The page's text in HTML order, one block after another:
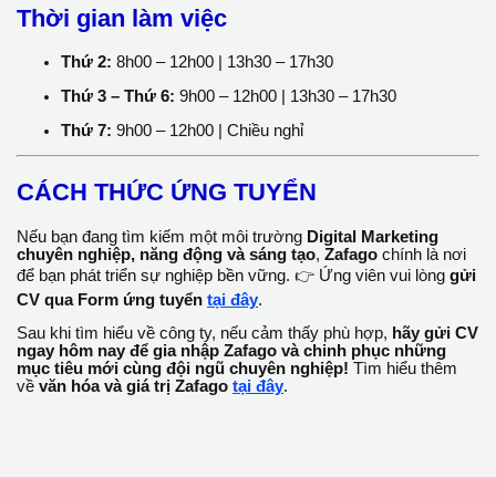
Có mạng lưới quan hệ rộng với các Platform, Publisher,
đối tác truyền thông là lợi thế lớn.
Quyền lợi
đầu trong ngành.
mạnh mẽ.
Tham gia đầy đủ BHXH, BHYT, BHTN theo quy định
của pháp luật.
WFH 4 ngày/tháng.
Thời gian làm việc
Thứ 2:8h00 – 12h00 | 13h30 – 17h30